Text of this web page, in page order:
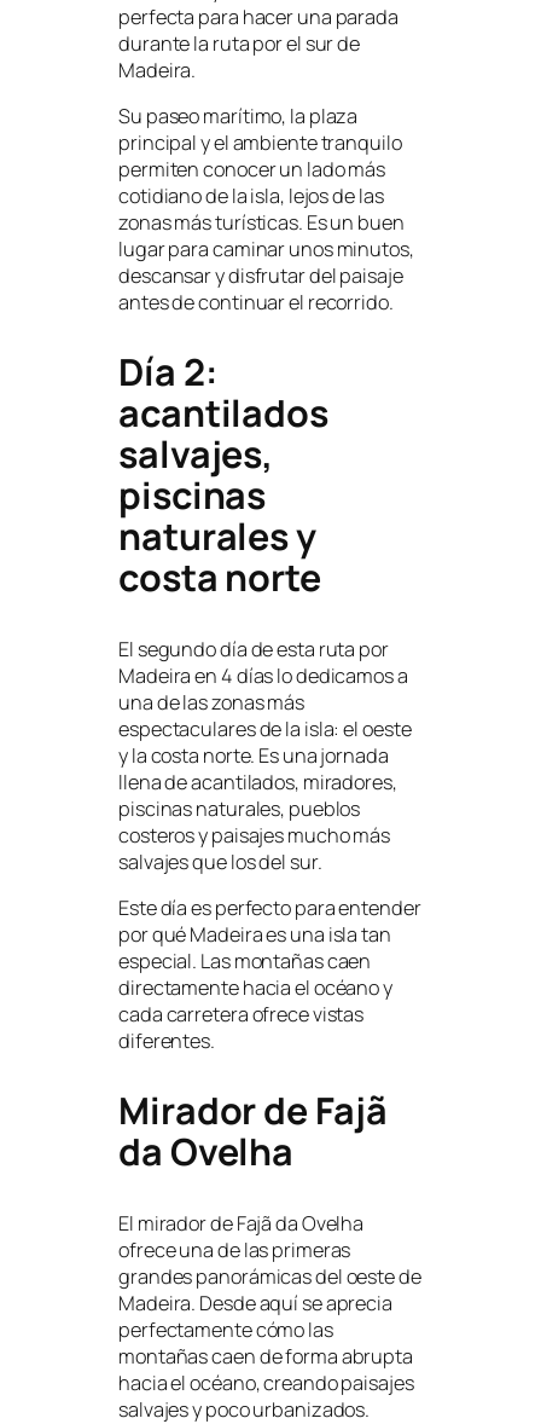
perfecta para hacer una parada
durante la ruta por el sur de
Madeira.
Su paseo marítimo, la plaza
principal y el ambiente tranquilo
permiten conocer un lado más
cotidiano de la isla, lejos de las
zonas más turísticas. Es un buen
lugar para caminar unos minutos,
descansar y disfrutar del paisaje
antes de continuar el recorrido.
Día 2:
acantilados
salvajes,
piscinas
naturales y
costa norte
El segundo día de esta ruta por
Madeira en 4 días lo dedicamos a
una de las zonas más
espectaculares de la isla: el oeste
y la costa norte. Es una jornada
llena de acantilados, miradores,
piscinas naturales, pueblos
costeros y paisajes mucho más
salvajes que los del sur.
Este día es perfecto para entender
por qué Madeira es una isla tan
especial. Las montañas caen
directamente hacia el océano y
cada carretera ofrece vistas
diferentes.
Mirador de Fajã
da Ovelha
El mirador de Fajã da Ovelha
ofrece una de las primeras
grandes panorámicas del oeste de
Madeira. Desde aquí se aprecia
perfectamente cómo las
montañas caen de forma abrupta
hacia el océano, creando paisajes
salvajes y poco urbanizados.